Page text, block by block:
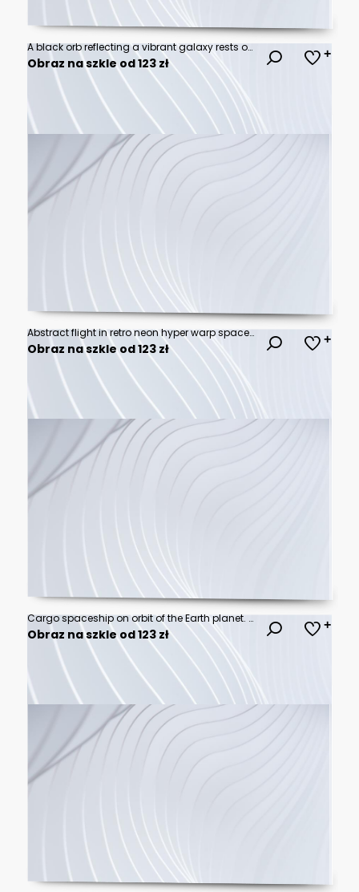
A black orb reflecting a vibrant galaxy rests on rough terrain against a cosmic nebula.
Obraz na szkle od 123 zł
Abstract flight in retro neon hyper warp space in the tunnel 3d illustration
Obraz na szkle od 123 zł
Cargo spaceship on orbit of the Earth planet. Dark space. Elements of this image furnished by NASA
Obraz na szkle od 123 zł